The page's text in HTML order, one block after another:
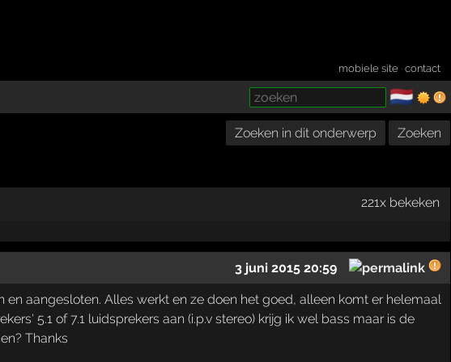
mobiele site ·contact
🇳🇱
Zoeken in dit onderwerp Zoeken
221x bekeken
3 juni 2015 20:59
aangesloten. Alles werkt en ze doen het goed, alleen komt er helemaal
5.1 of 7.1 luidsprekers aan (i.p.v stereo) krijg ik wel bass maar is de
Thanks